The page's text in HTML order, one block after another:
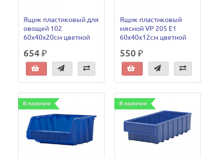
Ящик пластиковый для
овощей 102
60x40x20см цветной
654 ₽
Ящик пластиковый
мясной VP 205 Е1
60х40х12см цветной
550 ₽
В наличии В наличии